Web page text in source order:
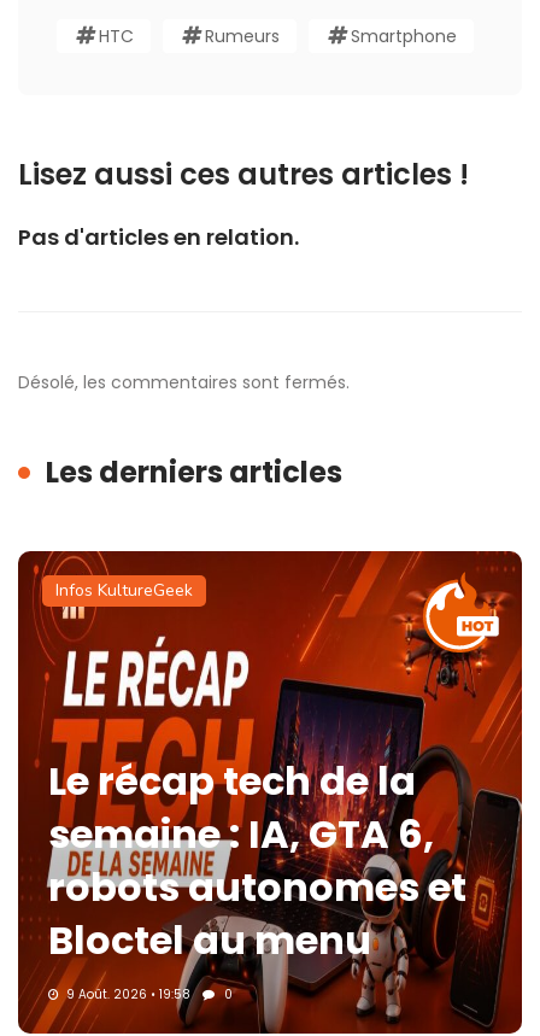
HTC Rumeurs Smartphone
Lisez aussi ces autres articles !
Pas d'articles en relation.
Désolé, les commentaires sont fermés.
Les derniers articles
Infos KultureGeek
Le récap tech de la
semaine : IA, GTA 6,
robots autonomes et
Bloctel au menu
9 Août. 2026 • 19:58 0